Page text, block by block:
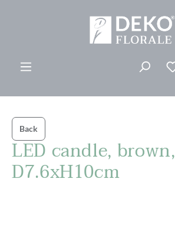
Back
LED candle, brown,
D7.6xH10cm